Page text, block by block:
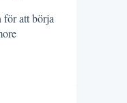
att börja